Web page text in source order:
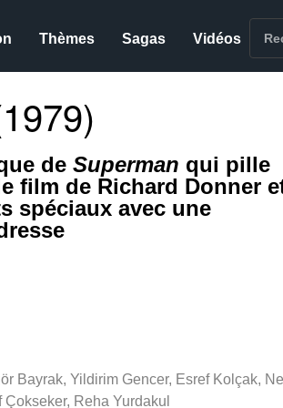
Thèmes Sagas Vidéos
deSuperman qui pille
film de Richard Donner
spéciaux avec une
Bayrak, Yildirim Gencer, Esref Kolçak,
Reha Yurdakul